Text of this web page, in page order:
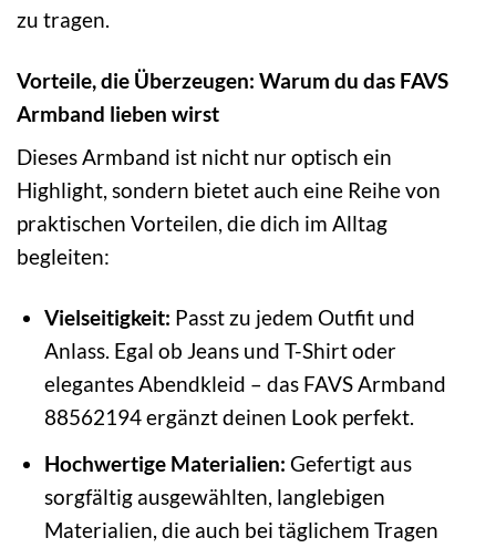
zu tragen.
Vorteile, die Überzeugen: Warum du das FAVS
Armband lieben wirst
Dieses Armband ist nicht nur optisch ein
Highlight, sondern bietet auch eine Reihe von
praktischen Vorteilen, die dich im Alltag
begleiten:
Vielseitigkeit: Passt zu jedem Outfit und
Anlass. Egal ob Jeans und T-Shirt oder
elegantes Abendkleid – das FAVS Armband
88562194 ergänzt deinen Look perfekt.
Hochwertige Materialien: Gefertigt aus
sorgfältig ausgewählten, langlebigen
Materialien, die auch bei täglichem Tragen